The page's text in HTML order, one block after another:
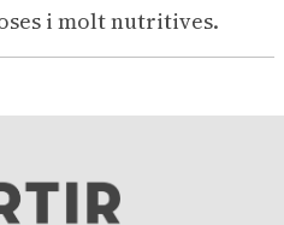
i molt nutritives.